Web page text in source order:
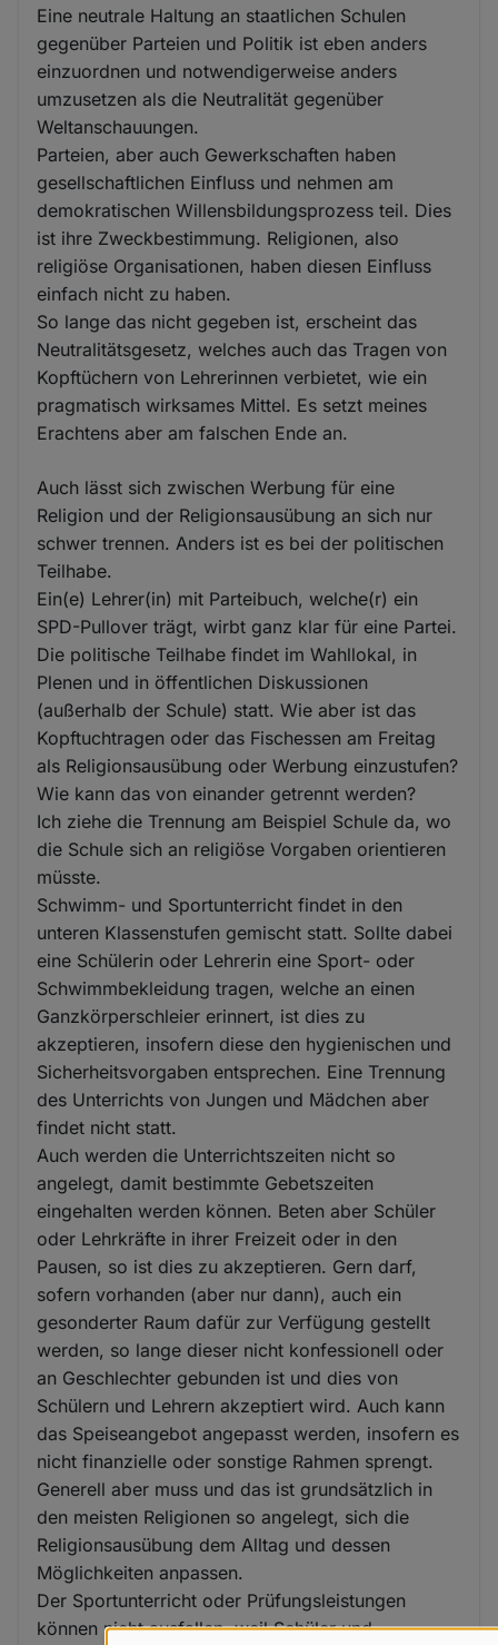
Eine neutrale Haltung an staatlichen Schulen
gegenüber Parteien und Politik ist eben anders
einzuordnen und notwendigerweise anders
umzusetzen als die Neutralität gegenüber
Weltanschauungen.
Parteien, aber auch Gewerkschaften haben
gesellschaftlichen Einfluss und nehmen am
demokratischen Willensbildungsprozess teil. Dies
ist ihre Zweckbestimmung. Religionen, also
religiöse Organisationen, haben diesen Einfluss
einfach nicht zu haben.
So lange das nicht gegeben ist, erscheint das
Neutralitätsgesetz, welches auch das Tragen von
Kopftüchern von Lehrerinnen verbietet, wie ein
pragmatisch wirksames Mittel. Es setzt meines
Erachtens aber am falschen Ende an.
Auch lässt sich zwischen Werbung für eine
Religion und der Religionsausübung an sich nur
schwer trennen. Anders ist es bei der politischen
Teilhabe.
Ein(e) Lehrer(in) mit Parteibuch, welche(r) ein
SPD-Pullover trägt, wirbt ganz klar für eine Partei.
Die politische Teilhabe findet im Wahllokal, in
Plenen und in öffentlichen Diskussionen
(außerhalb der Schule) statt. Wie aber ist das
Kopftuchtragen oder das Fischessen am Freitag
als Religionsausübung oder Werbung einzustufen?
Wie kann das von einander getrennt werden?
Ich ziehe die Trennung am Beispiel Schule da, wo
die Schule sich an religiöse Vorgaben orientieren
müsste.
Schwimm- und Sportunterricht findet in den
unteren Klassenstufen gemischt statt. Sollte dabei
eine Schülerin oder Lehrerin eine Sport- oder
Schwimmbekleidung tragen, welche an einen
Ganzkörperschleier erinnert, ist dies zu
akzeptieren, insofern diese den hygienischen und
Sicherheitsvorgaben entsprechen. Eine Trennung
des Unterrichts von Jungen und Mädchen aber
findet nicht statt.
Auch werden die Unterrichtszeiten nicht so
angelegt, damit bestimmte Gebetszeiten
eingehalten werden können. Beten aber Schüler
oder Lehrkräfte in ihrer Freizeit oder in den
Pausen, so ist dies zu akzeptieren. Gern darf,
sofern vorhanden (aber nur dann), auch ein
gesonderter Raum dafür zur Verfügung gestellt
werden, so lange dieser nicht konfessionell oder
an Geschlechter gebunden ist und dies von
Schülern und Lehrern akzeptiert wird. Auch kann
das Speiseangebot angepasst werden, insofern es
nicht finanzielle oder sonstige Rahmen sprengt.
Generell aber muss und das ist grundsätzlich in
den meisten Religionen so angelegt, sich die
Religionsausübung dem Alltag und dessen
Möglichkeiten anpassen.
Der Sportunterricht oder Prüfungsleistungen
können nicht ausfallen, weil Schüler und